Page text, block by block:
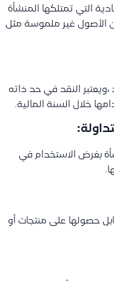
التي تمتلكها المنشأة
الأصول غير ملموسة مثل
النقد في حد ذاته
خلال السنة المالية.
بغرض الاستخدام في
حصولها على منتجات أو